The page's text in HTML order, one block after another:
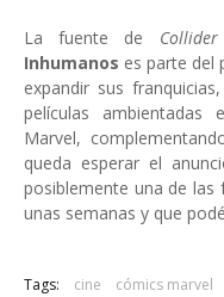
La fuente de Collider
Inhumanos es parte del
expandir sus
películas
Marvel,
queda esperar el
posiblemente una de las
unas semanas y que
Tags: cine cómics marvel